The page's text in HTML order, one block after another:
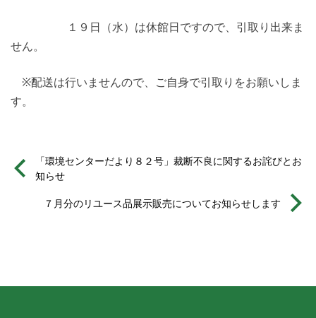
１９日（水）は休館日ですので、引取り出来ま
せん。
※配送は行いませんので、ご自身で引取りをお願いしま
す。
「環境センターだより８２号」裁断不良に関するお詫びとお
知らせ
７月分のリユース品展示販売についてお知らせします